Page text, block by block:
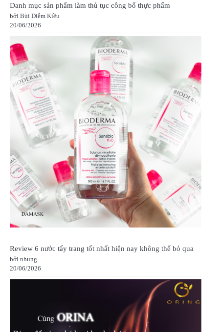
Danh mục sản phẩm làm thủ tục công bố thực phẩm
bởi Bùi Diễm Kiều
20/06/2026
Review 6 nước tẩy trang tốt nhất hiện nay không thể bỏ qua
bởi nhung
20/06/2026